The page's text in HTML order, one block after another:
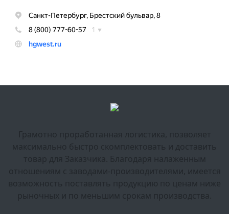
Грамотно проработанная логистика, позволяет
максимально быстро скомплектовать и доставить
товар для Заказчика. Благодаря налаженным
отношениям с заводами-производителями, имеется
возможность поставлять продукцию по ценам ниже
рыночных и по меньшим срокам производства.